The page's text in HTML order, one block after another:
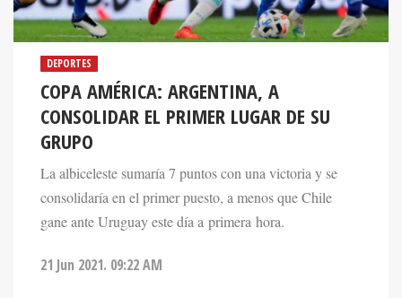
DEPORTES
COPA AMÉRICA: ARGENTINA, A
CONSOLIDAR EL PRIMER LUGAR DE SU
GRUPO
La albiceleste sumaría 7 puntos con una victoria y se
consolidaría en el primer puesto, a menos que Chile
gane ante Uruguay este día a primera hora.
21 Jun 2021. 09:22 AM